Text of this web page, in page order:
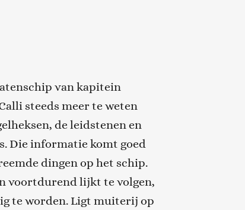
van kapitein
steeds meer te weten
de leidstenen en
Die informatie komt goed
dingen op het schip.
voortdurend lijkt te volgen,
te worden. Ligt muiterij op